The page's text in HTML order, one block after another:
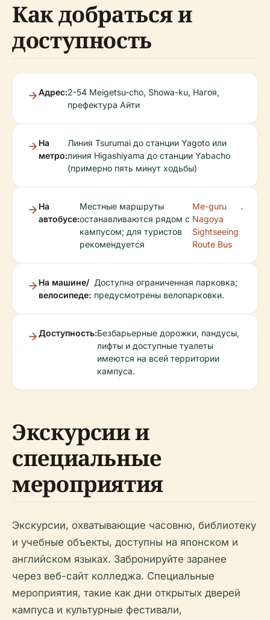
Как добраться и
доступность
Адрес:2-54 Meigetsu-cho, Showa-ku, Нагоя,
префектура Айти
На
метро:
Линия Tsurumai до станции Yagoto или
линия Higashiyama до станции Yabacho
(примерно пять минут ходьбы)
На
автобусе:
Местные маршруты
останавливаются рядом с
кампусом; для туристов
рекомендуется
Me-guru
Nagoya
Sightseeing
Route Bus
.
На машине/
велосипеде:
Доступна ограниченная парковка;
предусмотрены велопарковки.
Доступность:Безбарьерные дорожки, пандусы,
лифты и доступные туалеты
имеются на всей территории
кампуса.
Экскурсии и
специальные
мероприятия
Экскурсии, охватывающие часовню, библиотеку
и учебные объекты, доступны на японском и
английском языках. Забронируйте заранее
через веб-сайт колледжа. Специальные
мероприятия, такие как дни открытых дверей
кампуса и культурные фестивали,